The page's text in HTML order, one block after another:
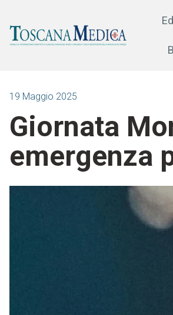
19 Maggio 2025
Giornata
emergenza